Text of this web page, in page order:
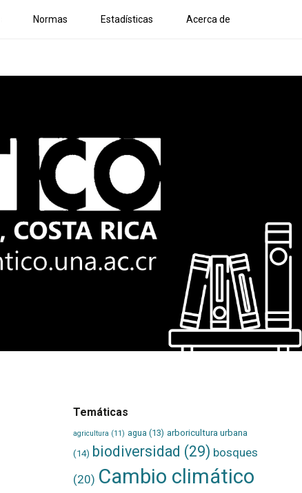
Normas Estadísticas Acerca de
Temáticas
agricultura (11) agua (13) arboricultura urbana
(14) biodiversidad (29) bosques
(20) Cambio climático